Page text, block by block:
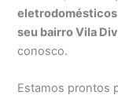
eletrodomésticos
seu bairro Vila
conosco.
Estamos prontos